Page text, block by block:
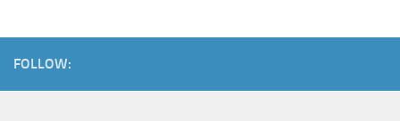
FOLLOW: